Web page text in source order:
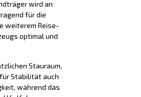
wird an
für die
weiterem Reise-
optimal und
Stauraum,
Stabilität auch
während das